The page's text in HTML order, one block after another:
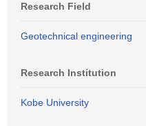
Research Field
Geotechnical engineering
Research Institution
Kobe University